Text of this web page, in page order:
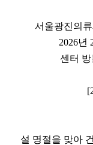
서울광진의
2026년
센터
설 명절을 맞아